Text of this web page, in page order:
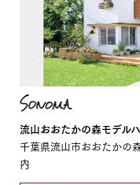
流山おおたかの森モデル
千葉県流山市おおたかの
内